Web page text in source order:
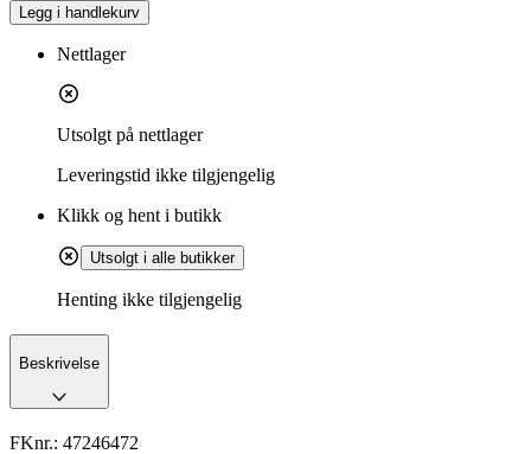
Legg i handlekurv
Nettlager
Utsolgt på nettlager
Leveringstid ikke tilgjengelig
Klikk og hent i butikk
Utsolgt i alle butikker
Henting ikke tilgjengelig
Beskrivelse
FKnr.: 47246472